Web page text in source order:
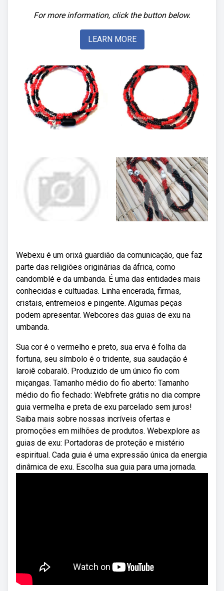
For more information, click the button below.
LEARN MORE
Webexu é um orixá guardião da comunicação, que faz
parte das religiões originárias da áfrica, como
candomblé e da umbanda. É uma das entidades mais
conhecidas e cultuadas. Linha encerada, firmas,
cristais, entremeios e pingente. Algumas peças
podem apresentar. Webcores das guias de exu na
umbanda.
Sua cor é o vermelho e preto, sua erva é folha da
fortuna, seu símbolo é o tridente, sua saudação é
laroiê cobaralô. Produzido de um único fio com
miçangas. Tamanho médio do fio aberto: Tamanho
médio do fio fechado: Webfrete grátis no dia compre
guia vermelha e preta de exu parcelado sem juros!
Saiba mais sobre nossas incríveis ofertas e
promoções em milhões de produtos. Webexplore as
guias de exu: Portadoras de proteção e mistério
espiritual. Cada guia é uma expressão única da energia
dinâmica de exu. Escolha sua guia para uma jornada.